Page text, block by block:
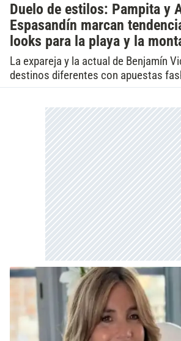
Duelo de estilos: Pampita y
Espasandín marcan
looks para la playa y la
La expareja y la actual de Benjamín
destinos diferentes con apuestas